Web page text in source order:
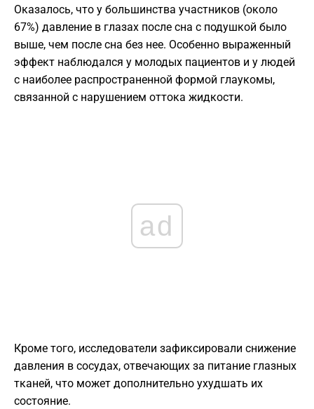
Оказалось, что у большинства участников (около
67%) давление в глазах после сна с подушкой было
выше, чем после сна без нее. Особенно выраженный
эффект наблюдался у молодых пациентов и у людей
с наиболее распространенной формой глаукомы,
связанной с нарушением оттока жидкости.
ad
Кроме того, исследователи зафиксировали снижение
давления в сосудах, отвечающих за питание глазных
тканей, что может дополнительно ухудшать их
состояние.